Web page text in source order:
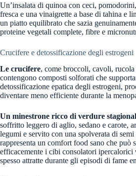
Un’insalata di quinoa con ceci,
fresca e una vinaigrette a base di tahina e
un piatto equilibrato che sazia
proteine vegetali complete, fibre e
Crucifere e detossificazione degli estrogeni
Le crucifere, come broccoli, cavoli,
contengono composti solforati che
detossificazione epatica degli estrogeni,
diventare meno efficiente durante la
Un minestrone ricco di verdure
soffritto leggero di aglio, sedano e carote,
legumi e servito con una spolverata di semi
rappresenta un comfort food sano che può
efficacemente i cibi consolatori ipercalorici
spesso attratte durante gli episodi di fame